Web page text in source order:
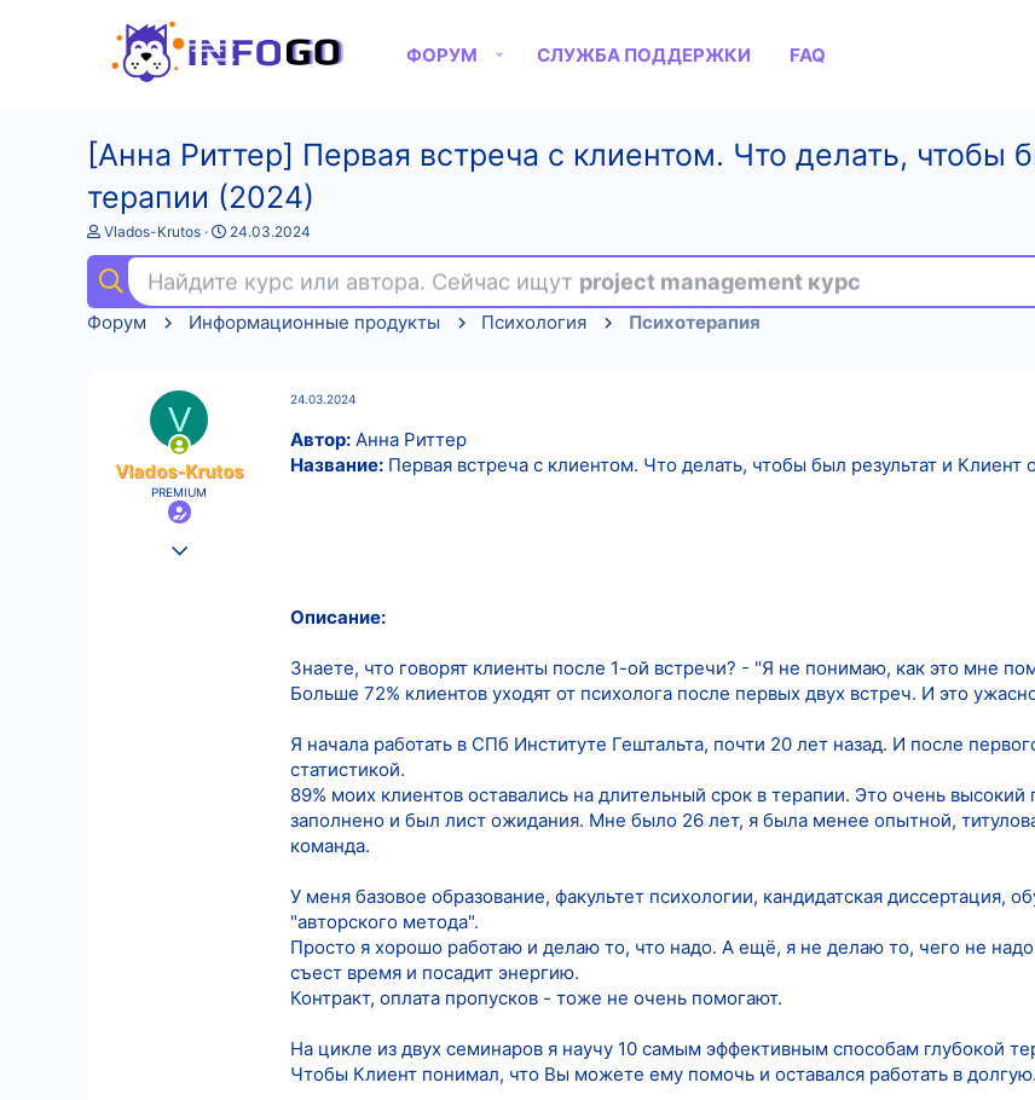
ФОРУМ СЛУЖБА ПОДДЕРЖКИ FAQ
[Анна Риттер] Первая встреча с клиентом. Что делать, чтобы
терапии (2024)
А
т
о
р
т
Vlados-Krutos
Д
а
н
а
24.03.2024
Найдите курс или автора. Сейчас ищут project management курс
Форум
Информационные продукты Психология Психотерапия
V
Vlados-Krutos
PREMIUM
24.03.2024
Автор: Анна Риттер
Название: Первая встреча с клиентом. Что делать, чтобы был результат и Клиент
Описание:
Знаете, что говорят клиенты после 1-ой встречи? - "Я не понимаю, как это мне
Больше 72% клиентов уходят от психолога после первых двух встреч. И это
Я начала работать в СПб Институте Гештальта, почти 20 лет назад. И после
статистикой.
89% моих клиентов оставались на длительный срок в терапии. Это очень
заполнено и был лист ожидания. Мне было 26 лет, я была менее опытной,
команда.
У меня базовое образование, факультет психологии, кандидатская диссертация,
"авторского метода".
Просто я хорошо работаю и делаю то, что надо. А ещё, я не делаю то, чего не
съест время и посадит энергию.
Контракт, оплата пропусков - тоже не очень помогают.
На цикле из двух семинаров я научу 10 самым эффективным способам глубокой
Чтобы Клиент понимал, что Вы можете ему помочь и оставался работать в долгую.